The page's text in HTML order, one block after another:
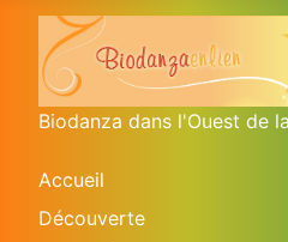
Biodanza dans l'Ouest de
Accueil
Découverte